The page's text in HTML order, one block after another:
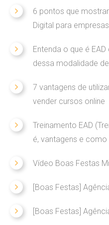
6 pontos que
Digital para empresas
Entenda o que é
dessa modalidade
7 vantagens de
vender cursos online
Treinamento EAD
é, vantagens e
Vídeo Boas Festas
[Boas Festas]
[Boas Festas]